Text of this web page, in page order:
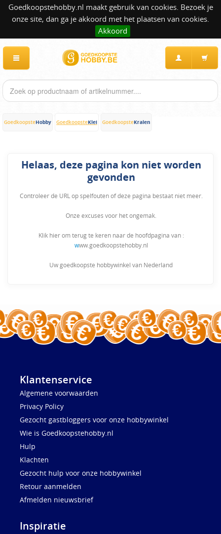
Goedkoopstehobby.nl maakt gebruik van cookies. Bezoek je
onze site, dan ga je akkoord met het plaatsen van cookies.
Akkoord
GoedkoopsteHobby GoedkoopsteKlei GoedkoopsteKralen
Helaas, deze pagina kon niet worden
gevonden
Controleer de URL op spelfouten of deze pagina bestaat niet meer.
Onze excuses voor het ongemak.
Klik hier om terug te keren naar de hoofdpagina van :
www.goedkoopstehobby.nl
Uw goedkoopste hobbywinkel van Nederland
Klantenservice
Algemene voorwaarden
Privacy Policy
Gezocht gastbloggers voor onze hobbywinkel
Wie is Goedkoopstehobby.nl
Hulp
Klachten
Gezocht hulp voor onze hobbywinkel
Retour aanmelden
Afmelden nieuwsbrief
Inspiratie